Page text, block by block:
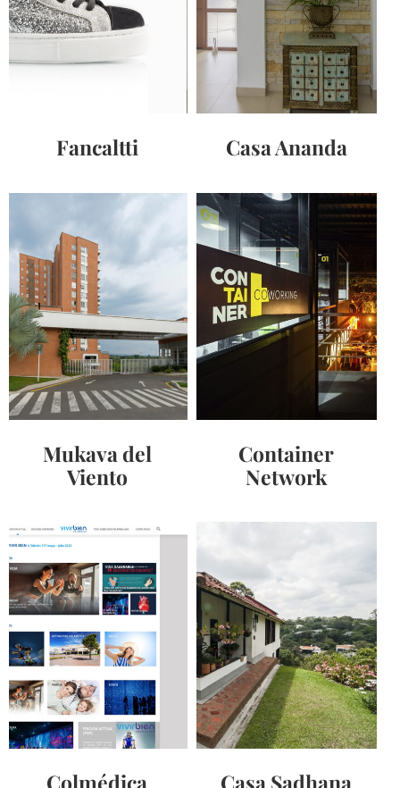
Fancaltti Casa Ananda
Viento
Mukava del
Viento
Container
Network
Container
Network
Colmédica
Casa
Sadhana
Casa Sadhana